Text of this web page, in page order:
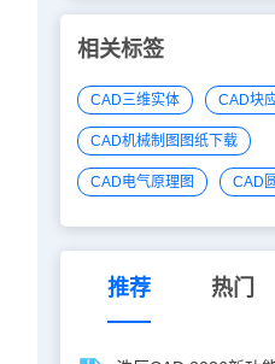
相关标签
CAD三维实体 CAD块
CAD机械制图图纸下载
CAD电气原理图 CAD
推荐 热门